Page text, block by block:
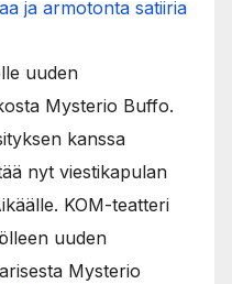
ja armotonta satiiria
uuden
Mysterio Buffo.
kanssa
nyt viestikapulan
KOM-teatteri
uuden
Mysterio